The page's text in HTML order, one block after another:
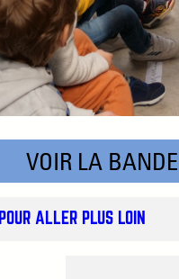
VOIR LA
POUR ALLER PLUS LOIN